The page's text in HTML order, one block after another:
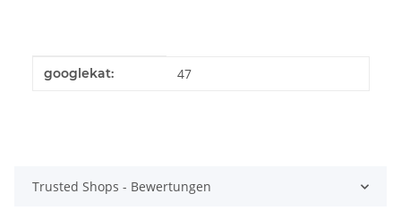
Produkteigenschaft
Wert
googlekat: 47
Trusted Shops - Bewertungen